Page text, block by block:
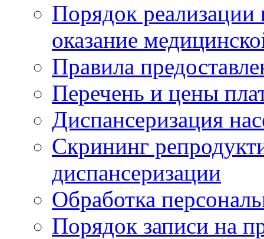
Порядок реализации
оказание
Правила
Перечень и цены
Диспансеризация
Скрининг
диспансеризации
Обработка
Порядок записи на